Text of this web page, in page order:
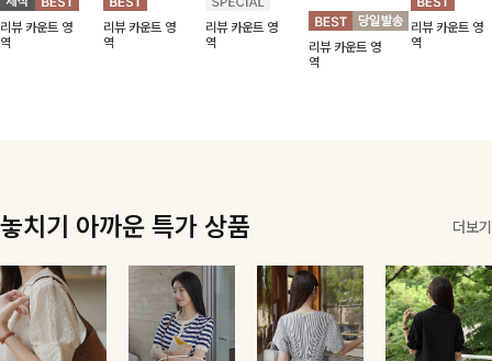
한 핏은 물론, 쾌
적함도 챙겨드려
요 :)
리뷰 카운트 영
역
디자인으로 더운
날에도 편안하게
착용 가능한 반
리뷰 카운트 영
역
볍게 걸쳐주기만
해도 멋스럽게
스타일링돼요
리뷰 카운트 영
역
멋!스탠다드한
핏이 멋스러운,
쾌적하면서 세련
된 무드의 썸머
리뷰 카운트 영
역
깔끔하고 세련된
무드가 느껴져요
🩶 가볍고 시원
리뷰 카운트 영
역
놓치기 아까운 특가 상품 더보기